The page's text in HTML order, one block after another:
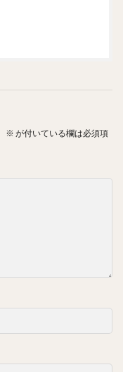
※ が付いている欄は必須項